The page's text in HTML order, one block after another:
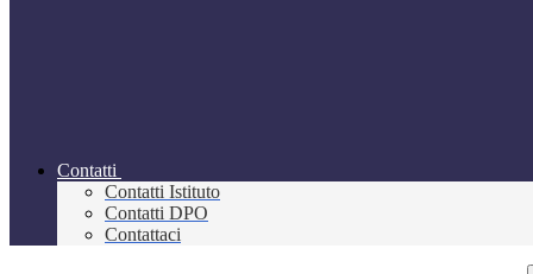
Contatti
Contatti Istituto
Contatti DPO
Contattaci